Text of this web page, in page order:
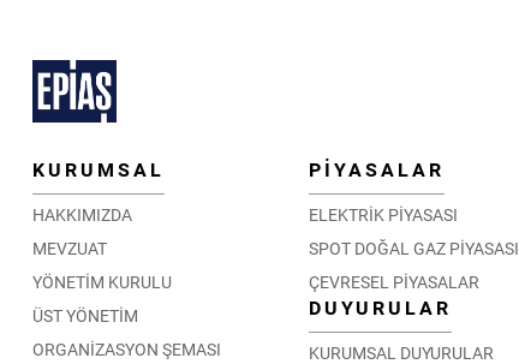
KURUMSAL
HAKKIMIZDA
MEVZUAT
YÖNETİM KURULU
ÜST YÖNETİM
ORGANİZASYON ŞEMASI
PİYASALAR
ELEKTRİK PİYASASI
SPOT DOĞAL GAZ PİYASASI
ÇEVRESEL PİYASALAR
DUYURULAR
KURUMSAL DUYURULAR